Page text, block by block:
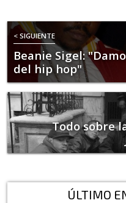
< SIGUIENTE
Beanie Sigel:
del hip hop"
Todo sobre
ÚLTIMO